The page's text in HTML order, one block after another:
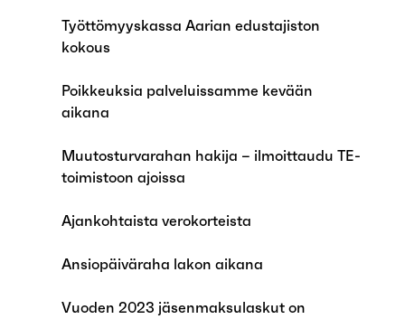
Työttömyyskassa Aarian edustajiston
kokous
Poikkeuksia palveluissamme kevään
aikana
Muutosturvarahan hakija – ilmoittaudu TE-
toimistoon ajoissa
Ajankohtaista verokorteista
Ansiopäiväraha lakon aikana
Vuoden 2023 jäsenmaksulaskut on